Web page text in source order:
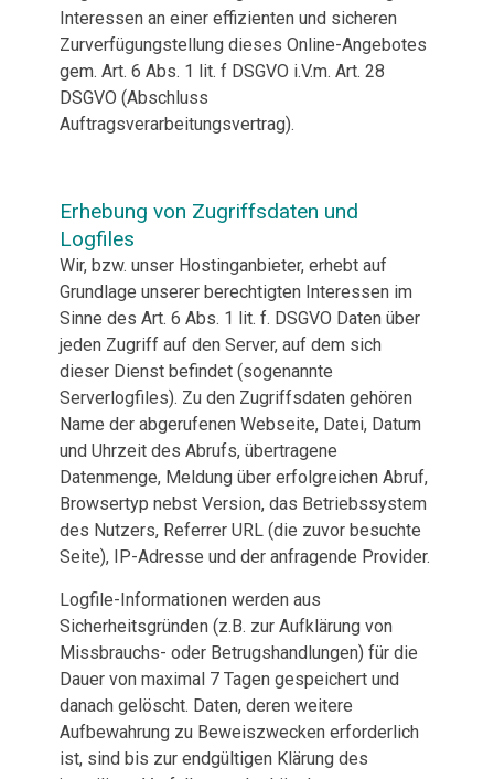
Interessen an einer effizienten und sicheren
Zurverfügungstellung dieses Online-Angebotes
gem. Art. 6 Abs. 1 lit. f DSGVO i.V.m. Art. 28
DSGVO (Abschluss
Auftragsverarbeitungsvertrag).
Erhebung von Zugriffsdaten und
Logfiles
Wir, bzw. unser Hostinganbieter, erhebt auf
Grundlage unserer berechtigten Interessen im
Sinne des Art. 6 Abs. 1 lit. f. DSGVO Daten über
jeden Zugriff auf den Server, auf dem sich
dieser Dienst befindet (sogenannte
Serverlogfiles). Zu den Zugriffsdaten gehören
Name der abgerufenen Webseite, Datei, Datum
und Uhrzeit des Abrufs, übertragene
Datenmenge, Meldung über erfolgreichen Abruf,
Browsertyp nebst Version, das Betriebssystem
des Nutzers, Referrer URL (die zuvor besuchte
Seite), IP-Adresse und der anfragende Provider.
Logfile-Informationen werden aus
Sicherheitsgründen (z.B. zur Aufklärung von
Missbrauchs- oder Betrugshandlungen) für die
Dauer von maximal 7 Tagen gespeichert und
danach gelöscht. Daten, deren weitere
Aufbewahrung zu Beweiszwecken erforderlich
ist, sind bis zur endgültigen Klärung des